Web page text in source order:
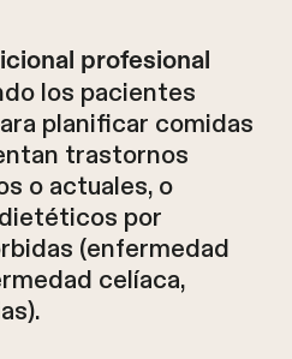
profesional
los pacientes
planificar comidas
trastornos
o actuales, o
por
(enfermedad
celíaca,